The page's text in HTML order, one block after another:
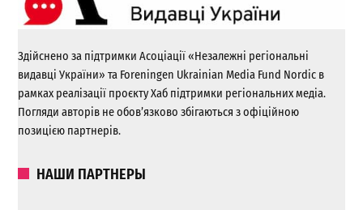
Здійснено за підтримки Асоціації «Незалежні регіональні
видавці України» та Foreningen Ukrainian Media Fund Nordic в
рамках реалізації проєкту Хаб підтримки регіональних медіа.
Погляди авторів не обов’язково збігаються з офіційною
позицією партнерів.
НАШИ ПАРТНЕРЫ